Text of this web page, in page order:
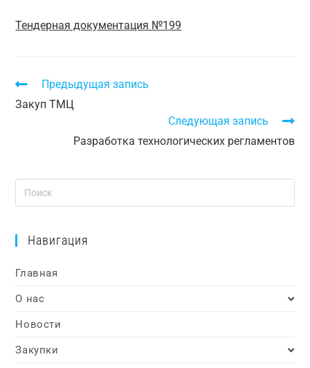
Тендерная документация №199
Предыдущая запись
Закуп ТМЦ
Следующая запись
Разработка технологических регламентов
Навигация
Главная
О нас
Новости
Закупки